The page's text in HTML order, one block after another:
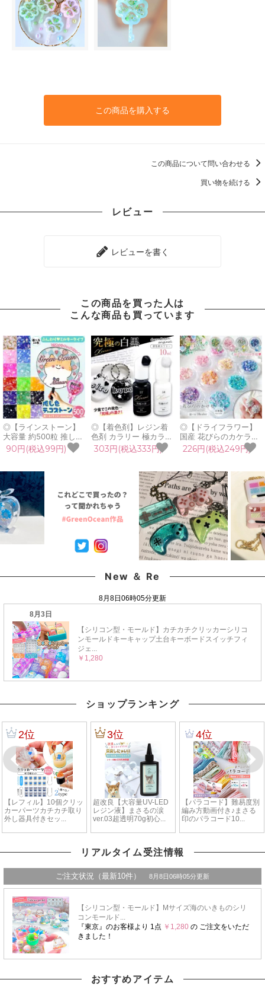
この商品を購入する
この商品について問い合わせる
買い物を続ける
レビュー
レビューを書く
この商品を買った人は
こんな商品も買っています
◎【ラインストーン】
大容量 約500粒 推し色
デコストーン ミルキー
底 2mm 3mm アクリル
ュー デコうちわ 推し活
封入 お得 セット ネイ
ル《選べる2サイズ各15
色》
90円(税込99円)
◎【着色剤】レジン着
色剤 カラリー 極カラー
究極の白黒 単品 レジン
着色料 不透明カラー ミ
発色 手芸 クラフト
GreenOceanオリジナ
ル♪《選べる2色》
303円(税込333円)
◎【ドライフラワー】
国産 花びらのカケラ
MIX プリザーブドフラ
ワー レジン封入素材 封
本物 欠片 少量
GreenOceanオリジナ
ルブレンド♪《選べる
18色》
226円(税込249円)
New ＆ Re
ショップランキング
リアルタイム受注情報
おすすめアイテム